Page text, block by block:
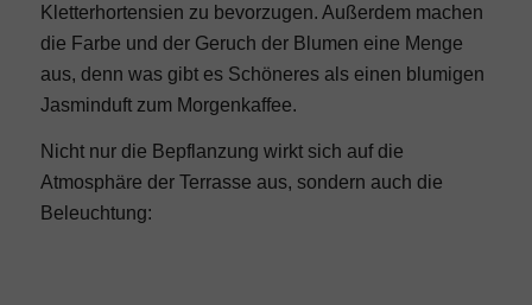
Kletterhortensien zu bevorzugen. Außerdem machen
die Farbe und der Geruch der Blumen eine Menge
aus, denn was gibt es Schöneres als einen blumigen
Jasminduft zum Morgenkaffee.
Nicht nur die Bepflanzung wirkt sich auf die
Atmosphäre der Terrasse aus, sondern auch die
Beleuchtung: